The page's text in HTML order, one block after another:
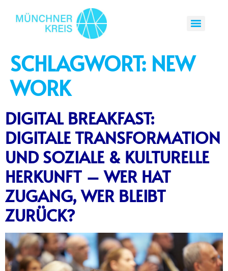
SCHLAGWORT: NEW
WORK
DIGITAL BREAKFAST:
DIGITALE TRANSFORMATION
UND SOZIALE & KULTURELLE
HERKUNFT – WER HAT
ZUGANG, WER BLEIBT
ZURÜCK?